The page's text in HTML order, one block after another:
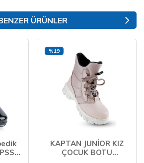
ÜRÜNLER
KAPTAN JUNİOR KIZ
ÇOCUK BOTU
%19